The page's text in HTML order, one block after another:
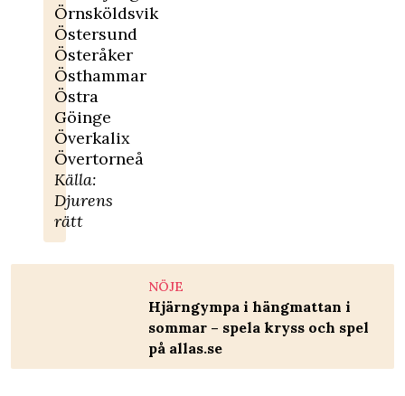
Örnsköldsvik
Östersund
Österåker
Östhammar
Östra
Göinge
Överkalix
Övertorneå
Källa:
Djurens
rätt
NÖJE
Hjärngympa i hängmattan i
sommar – spela kryss och spel
på allas.se